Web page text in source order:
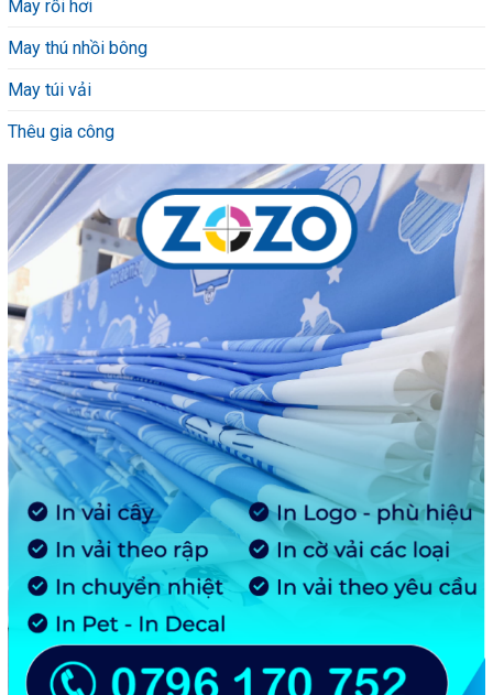
May rối hơi
May thú nhồi bông
May túi vải
Thêu gia công